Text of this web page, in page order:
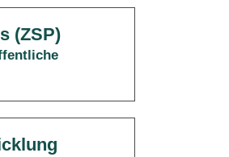
(ZSP)